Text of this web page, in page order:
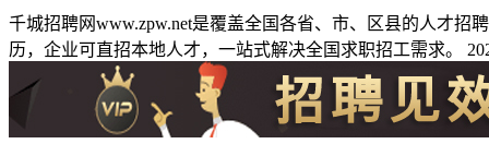
千城招聘网www.zpw.net是覆盖全国各省、市、区县的人才
历，企业可直招本地人才，一站式解决全国求职招工需求。